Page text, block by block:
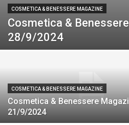
COSMETICA & BENESSERE MAGAZINE
Cosmetica &
28/9/2024
COSMETICA & BENESSERE MAGAZINE
Cosmetica & Benessere
21/9/2024